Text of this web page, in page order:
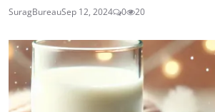
SuragBureauSep 12, 2024 0 20